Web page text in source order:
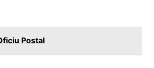
Postal